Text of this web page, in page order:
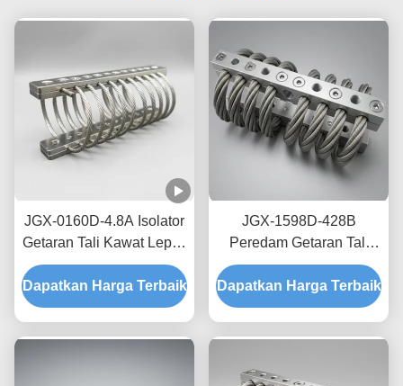
JGX-0160D-4.8A Isolator
Getaran Tali Kawat Lepas
Pantai Laut Bebas
Perawatan Shock Mount
Baja Tahan Karat
Dapatkan Harga Terbaik
JGX-1598D-428B
Peredam Getaran Tali
Kawat Tanpa Creep,
Gesekan Bebas Oli,
Peredam untuk
Dapatkan Harga Terbaik